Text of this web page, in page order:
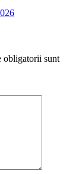
obligatorii sunt